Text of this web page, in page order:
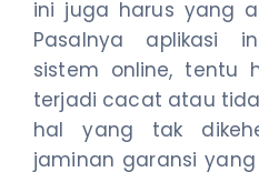
ini juga harus yang
Pasalnya aplikasi
sistem online, tentu
terjadi cacat atau
hal yang tak
jaminan garansi